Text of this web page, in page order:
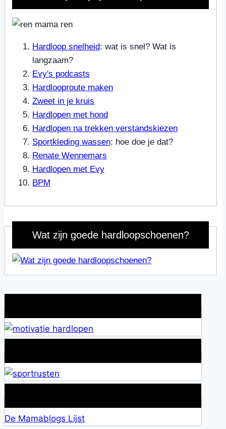
Hardloop snelheid: wat is snel? Wat is
langzaam?
Evy's podcasts
Hardlooproute maken
Zweet in je kruis
Hardlopen met hond
Hardlopen na trekken verstandskiezen
Sportkleding wassen: hoe doe je dat?
Renate Wennemars
Hardlopen met Evy
BPM
Wat zijn goede hardloopschoenen?
De Mamablogs Lijst